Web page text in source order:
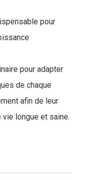
pour
pour adapter
de chaque
afin de leur
longue et saine.